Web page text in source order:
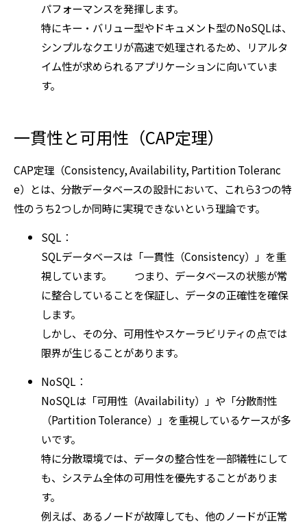
パフォーマンスを発揮します。
特にキー・バリュー型やドキュメント型のNoSQLは、
シンプルなクエリが高速で処理されるため、リアルタ
イム性が求められるアプリケーションに向いていま
す。
一貫性と可用性（CAP定理）
CAP定理（Consistency, Availability, Partition Toleranc
e）とは、分散データベースの設計において、これら3つの特
性のうち2つしか同時に実現できないという理論です。
SQL：
SQLデータベースは「一貫性（Consistency）」を重
視しています。 つまり、データベースの状態が常
に整合していることを保証し、データの正確性を確保
します。
しかし、その分、可用性やスケーラビリティの点では
限界が生じることがあります。
NoSQL：
NoSQLは「可用性（Availability）」や「分散耐性
（Partition Tolerance）」を重視しているケースが多
いです。
特に分散環境では、データの整合性を一部犠牲にして
も、システム全体の可用性を優先することがありま
す。
例えば、あるノードが故障しても、他のノードが正常